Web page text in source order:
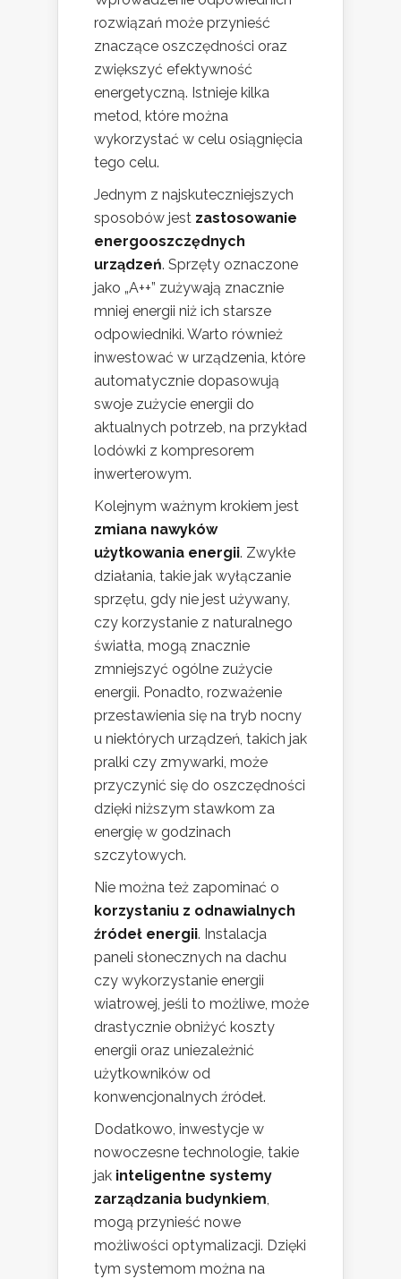
rozwiązań może przynieść
znaczące oszczędności oraz
zwiększyć efektywność
energetyczną. Istnieje kilka
metod, które można
wykorzystać w celu osiągnięcia
tego celu.
Jednym z najskuteczniejszych
sposobów jest zastosowanie
energooszczędnych
urządzeń. Sprzęty oznaczone
jako „A++” zużywają znacznie
mniej energii niż ich starsze
odpowiedniki. Warto również
inwestować w urządzenia, które
automatycznie dopasowują
swoje zużycie energii do
aktualnych potrzeb, na przykład
lodówki z kompresorem
inwerterowym.
Kolejnym ważnym krokiem jest
zmiana nawyków
użytkowania energii. Zwykłe
działania, takie jak wyłączanie
sprzętu, gdy nie jest używany,
czy korzystanie z naturalnego
światła, mogą znacznie
zmniejszyć ogólne zużycie
energii. Ponadto, rozważenie
przestawienia się na tryb nocny
u niektórych urządzeń, takich jak
pralki czy zmywarki, może
przyczynić się do oszczędności
dzięki niższym stawkom za
energię w godzinach
szczytowych.
Nie można też zapominać o
korzystaniu z odnawialnych
źródeł energii. Instalacja
paneli słonecznych na dachu
czy wykorzystanie energii
wiatrowej, jeśli to możliwe, może
drastycznie obniżyć koszty
energii oraz uniezależnić
użytkowników od
konwencjonalnych źródeł.
Dodatkowo, inwestycje w
nowoczesne technologie, takie
jak inteligentne systemy
zarządzania budynkiem,
mogą przynieść nowe
możliwości optymalizacji. Dzięki
tym systemom można na